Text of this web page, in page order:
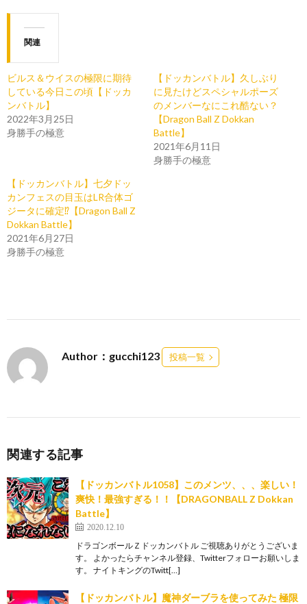
関連
ビルス＆ウイスの極限に期待
している今日この頃【ドッカ
ンバトル】
2022年3月25日
身勝手の極意
【ドッカンバトル】久しぶり
に見たけどスペシャルポーズ
のメンバーなにこれ酷ない？
【Dragon Ball Z Dokkan
Battle】
2021年6月11日
身勝手の極意
【ドッカンバトル】七夕ドッ
カンフェスの目玉はLR合体ゴ
ジータに確定⁉【Dragon Ball Z
Dokkan Battle】
2021年6月27日
身勝手の極意
Author：gucchi123 投稿一覧
関連する記事
【ドッカンバトル1058】このメンツ、、、楽しい！
爽快！最強すぎる！！【DRAGONBALL Z Dokkan
Battle】
2020.12.10
ドラゴンボールＺドッカンバトル ご視聴ありがとうございま
す。 よかったらチャンネル登録、Twitterフォローお願いしま
す。 ナイトキングのTwitt[…]
【ドッカンバトル】魔神ダーブラを使ってみた 極限